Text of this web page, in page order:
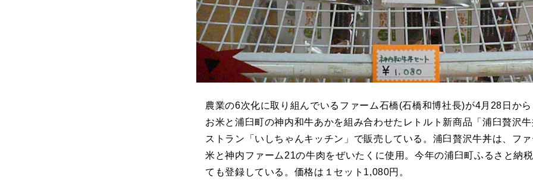
農業の6次化に取り組んでいるファーム石橋(石橋和博社長)が4月28日か
お米と浦臼町の神内和牛あかを組み合わせたレトルト新商品「浦臼贅沢
ストラン「いしちゃんキッチン」で販売している。浦臼贅沢牛丼は、フ
米と神内ファーム21の牛肉をぜいたくに使用。今年の浦臼町ふるさと納
ても登録している。価格は１セット1,080円。